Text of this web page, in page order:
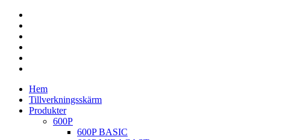
Hem
Tillverkningsskärm
Produkter
600P
600P BASIC